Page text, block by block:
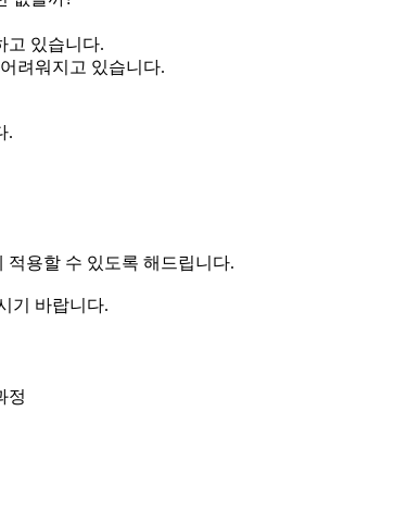
고 있습니다.
려워지고 있습니다.
.
용할 수 있도록 해드립니다.
기 바랍니다.
정